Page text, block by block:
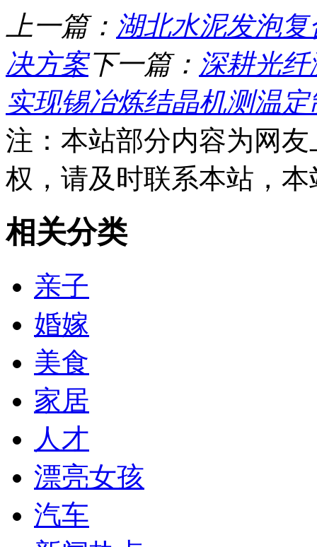
上一篇： 湖北水泥发泡
决方案下一篇： 深耕光
实现锡冶炼结晶机测温定
注：本站部分内容为网
权，请及时联系本站，
相关分类
亲子
婚嫁
美食
家居
人才
漂亮女孩
汽车